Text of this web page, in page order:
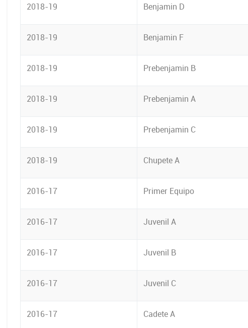
2018-19 Benjamin D
2018-19 Benjamin F
2018-19 Prebenjamin B
2018-19 Prebenjamin A
2018-19 Prebenjamin C
2018-19 Chupete A
2016-17 Primer Equipo
2016-17 Juvenil A
2016-17 Juvenil B
2016-17 Juvenil C
2016-17 Cadete A